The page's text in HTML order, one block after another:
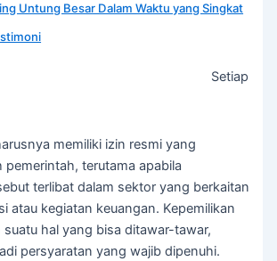
Untung Besar Dalam Waktu yang Singkat
Setiap
memiliki izin resmi yang
pemerintah, terutama apabila
terlibat dalam sektor yang berkaitan
atau kegiatan keuangan. Kepemilikan
suatu hal yang bisa ditawar-tawar,
persyaratan yang wajib dipenuhi.